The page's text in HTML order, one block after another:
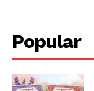
Popular